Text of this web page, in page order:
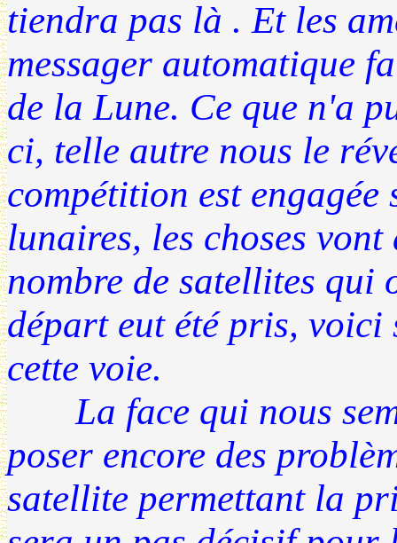
tiendra pas là . Et les
messager automatique
de la Lune. Ce que n'a
ci, telle autre nous le
compétition est
lunaires, les choses
nombre de satellites qui
départ eut été pris, voici
cette voie.
La face qui nous
poser encore des
satellite permettant la